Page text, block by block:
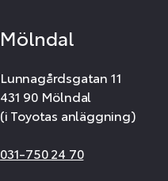
Mölndal
Lunnagårdsgatan 11
431 90 Mölndal
(i Toyotas anläggning)
031-750 24 70